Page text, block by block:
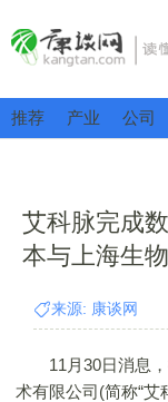
推荐 产业 公司
艾科脉完成
本与上海生
来源: 康谈网
11月30日消息，
术有限公司(简称“艾